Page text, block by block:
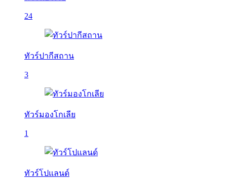
24
ทัวร์ปากีสถาน
3
ทัวร์มองโกเลีย
1
ทัวร์โปแลนด์